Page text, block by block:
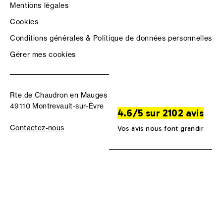
Mentions légales
Cookies
Conditions générales & Politique de données personnelles
Gérer mes cookies
Rte de Chaudron en Mauges
49110 Montrevault-sur-Èvre
Contactez-nous
4.6/5 sur 2102 avis
Vos avis nous font grandir